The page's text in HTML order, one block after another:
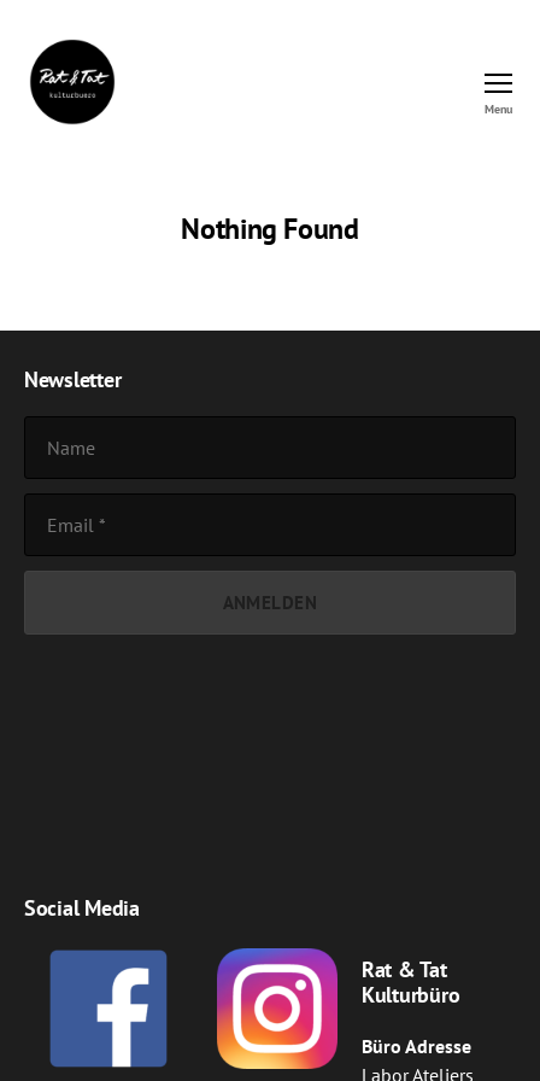
Menu
Nothing Found
Newsletter
Social Media
Rat & Tat
Kulturbüro
Büro Adresse
Labor Ateliers